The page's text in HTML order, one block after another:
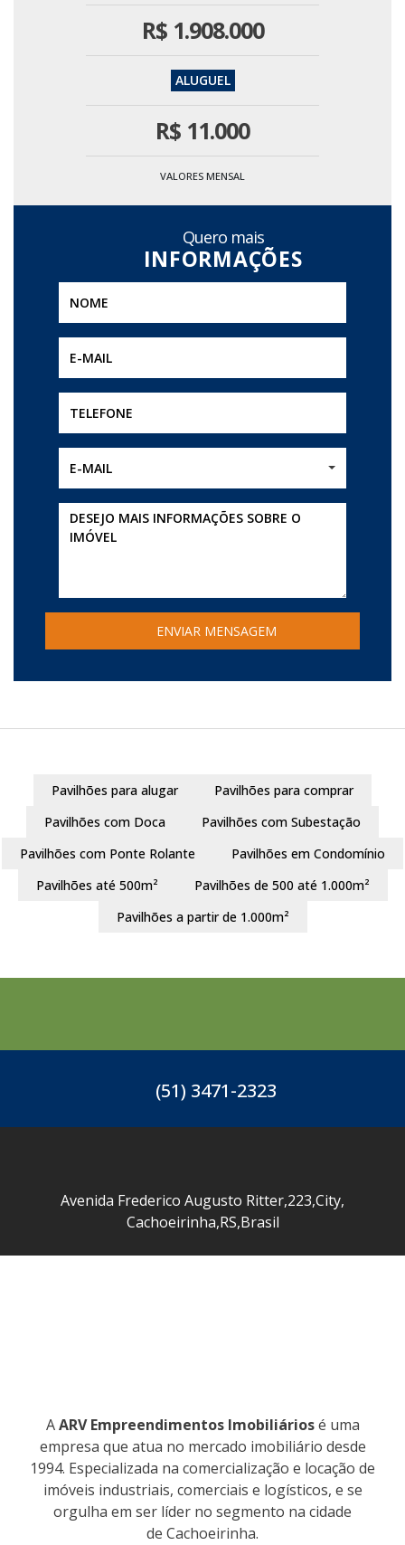
R$1.908.000
R$ 11.000
VALORES MENSAL
Quero mais
E-MAIL
Pavilhões para alugar
Pavilhões para comprar
Pavilhões com Doca
Pavilhões com Subestação
Pavilhões com Ponte Rolante
Pavilhões em Condomínio
Pavilhões até 500m²
Pavilhões de 500 até 1.000m²
Pavilhões a partir de 1.000m²
(51) 3471-2323
Avenida Frederico Augusto Ritter,223,City,
Cachoeirinha,RS,Brasil
AARV Empreendimentos Imobiliáriosé uma
empresa que atua no mercado imobiliário desde
1994. Especializada na comercialização e locação de
imóveis industriais, comerciais e logísticos, e se
orgulha em ser líder no segmento na cidade
de Cachoeirinha.